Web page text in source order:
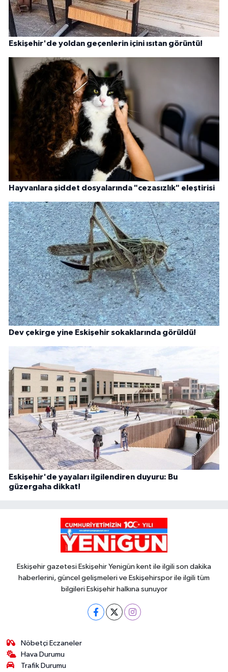
Eskişehir'de yoldan geçenlerin içini ısıtan görüntü!
Hayvanlara şiddet dosyalarında "cezasızlık" eleştirisi
Dev çekirge yine Eskişehir sokaklarında görüldü!
Eskişehir'de yayaları ilgilendiren duyuru: Bu
güzergaha dikkat!
Eskişehir gazetesi Eskişehir Yenigün kent ile ilgili son dakika
haberlerini, güncel gelişmeleri ve Eskişehirspor ile ilgili tüm
bilgileri Eskişehir halkına sunuyor
Nöbetçi Eczaneler
Hava Durumu
Trafik Durumu